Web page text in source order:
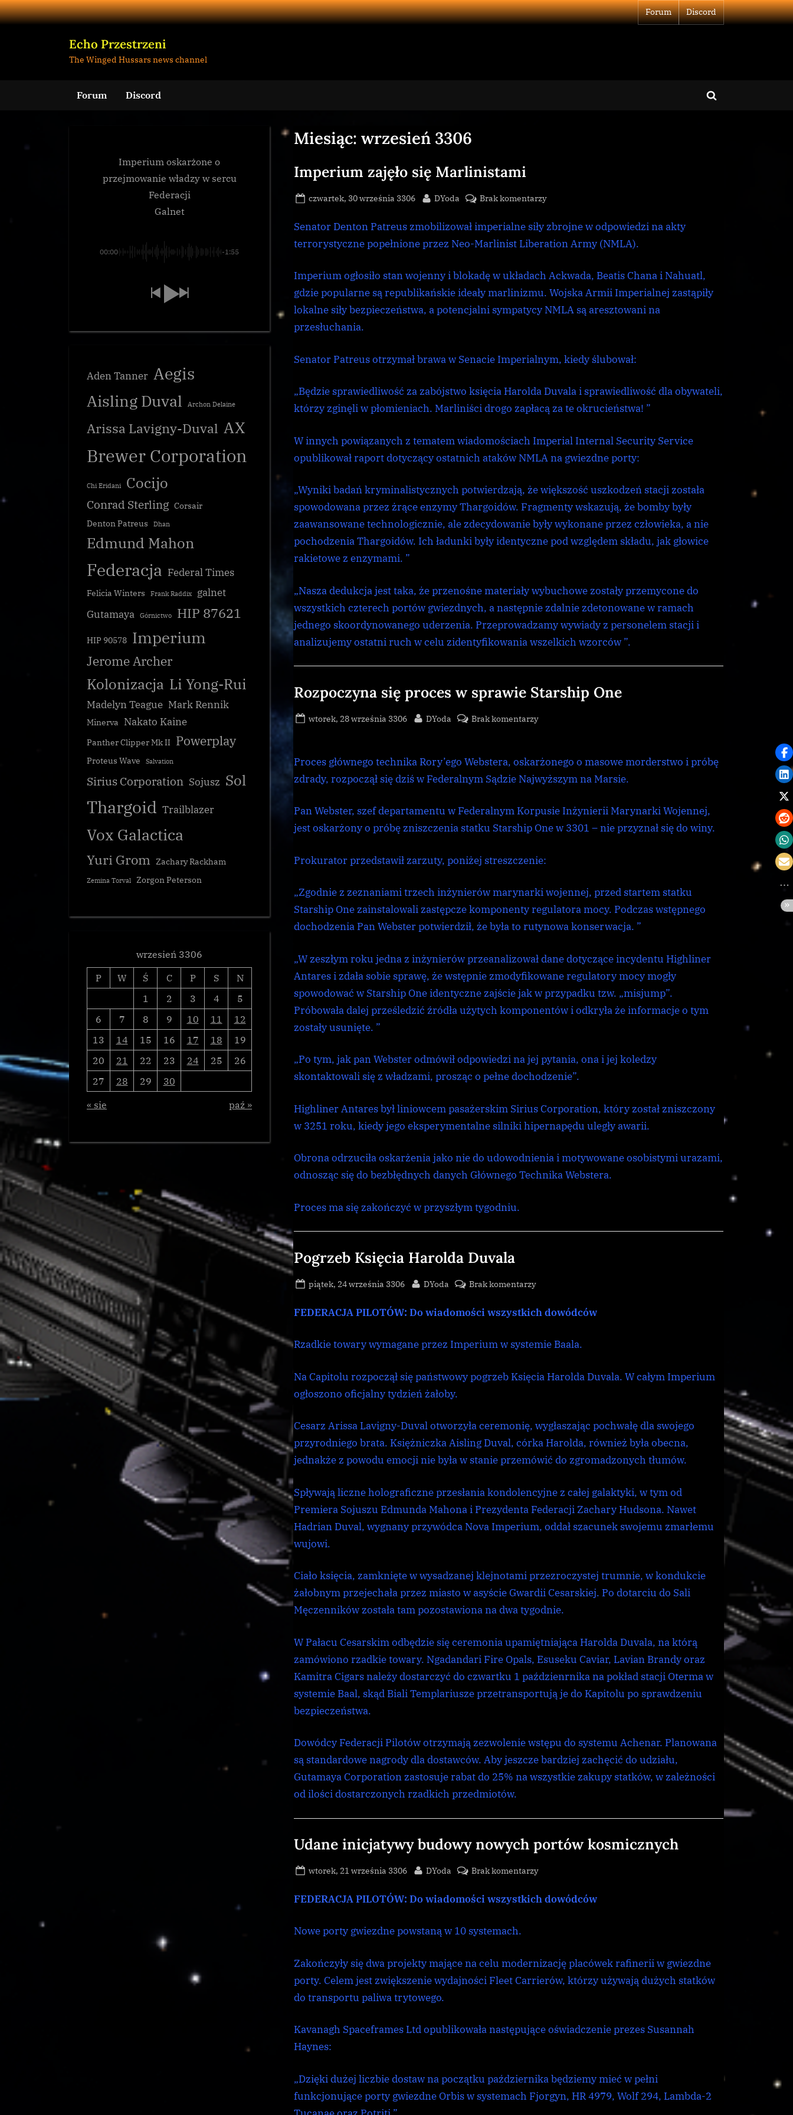
Skip
to
Forum Discord
Echo Przestrzeni
The Winged Hussars news channel
Forum Discord
Toggle
Miesiąc: wrzesień 3306
Imperium zajęło się Marlinistami
Posted
czwartek, 30 września 3306 By
DYoda Brak komentarzydo
zajęło
się
Senator Denton Patreus zmobilizował imperialne siły zbrojne w odpowiedzi na akty
terrorystyczne popełnione przez Neo-Marlinist Liberation Army (NMLA).
Imperium ogłosiło stan wojenny i blokadę w układach Ackwada, Beatis Chana i Nahuatl,
gdzie popularne są republikańskie ideały marlinizmu. Wojska Armii Imperialnej zastąpiły
lokalne siły bezpieczeństwa, a potencjalni sympatycy NMLA są aresztowani na
przesłuchania.
Senator Patreus otrzymał brawa w Senacie Imperialnym, kiedy ślubował:
„Będzie sprawiedliwość za zabójstwo księcia Harolda Duvala i sprawiedliwość dla obywateli,
którzy zginęli w płomieniach. Marliniści drogo zapłacą za te okrucieństwa! ”
W innych powiązanych z tematem wiadomościach Imperial Internal Security Service
opublikował raport dotyczący ostatnich ataków NMLA na gwiezdne porty:
„Wyniki badań kryminalistycznych potwierdzają, że większość uszkodzeń stacji została
spowodowana przez żrące enzymy Thargoidów. Fragmenty wskazują, że bomby były
zaawansowane technologicznie, ale zdecydowanie były wykonane przez człowieka, a nie
pochodzenia Thargoidów. Ich ładunki były identyczne pod względem składu, jak głowice
rakietowe z enzymami. ”
„Nasza dedukcja jest taka, że ​​przenośne materiały wybuchowe zostały przemycone do
wszystkich czterech portów gwiezdnych, a następnie zdalnie zdetonowane w ramach
jednego skoordynowanego uderzenia. Przeprowadzamy wywiady z personelem stacji i
analizujemy ostatni ruch w celu zidentyfikowania wszelkich wzorców ”.
,Rozpoczyna się proces w sprawie Starship One
Posted
wtorek, 28 września 3306 By
DYoda Brak komentarzydo
proces
w
Starship
Proces głównego technika Rory’ego Webstera, oskarżonego o masowe morderstwo i próbę
zdrady, rozpoczął się dziś w Federalnym Sądzie Najwyższym na Marsie.
Pan Webster, szef departamentu w Federalnym Korpusie Inżynierii Marynarki Wojennej,
jest oskarżony o próbę zniszczenia statku Starship One w 3301 – nie przyznał się do winy.
Prokurator przedstawił zarzuty, poniżej streszczenie:
„Zgodnie z zeznaniami trzech inżynierów marynarki wojennej, przed startem statku
Starship One zainstalowali zastępcze komponenty regulatora mocy. Podczas wstępnego
dochodzenia Pan Webster potwierdził, że była to rutynowa konserwacja. ”
„W zeszłym roku jedna z inżynierów przeanalizował dane dotyczące incydentu Highliner
Antares i zdała sobie sprawę, że wstępnie zmodyfikowane regulatory mocy mogły
spowodować w Starship One identyczne zajście jak w przypadku tzw. „misjump”.
Próbowała dalej prześledzić źródła użytych komponentów i odkryła że informacje o tym
zostały usunięte. ”
„Po tym, jak pan Webster odmówił odpowiedzi na jej pytania, ona i jej koledzy
skontaktowali się z władzami, prosząc o pełne dochodzenie”.
Highliner Antares był liniowcem pasażerskim Sirius Corporation, który został zniszczony
w 3251 roku, kiedy jego eksperymentalne silniki hipernapędu uległy awarii.
Obrona odrzuciła oskarżenia jako nie do udowodnienia i motywowane osobistymi urazami,
odnosząc się do bezbłędnych danych Głównego Technika Webstera.
Proces ma się zakończyć w przyszłym tygodniu.
,
news
Pogrzeb Księcia Harolda Duvala
Posted
piątek, 24 września 3306 By
DYoda Brak komentarzydo
Księcia
Duvala
FEDERACJA PILOTÓW: Do wiadomości wszystkich dowódców
Rzadkie towary wymagane przez Imperium w systemie Baala.
Na Capitolu rozpoczął się państwowy pogrzeb Księcia Harolda Duvala. W całym Imperium
ogłoszono oficjalny tydzień żałoby.
Cesarz Arissa Lavigny-Duval otworzyła ceremonię, wygłaszając pochwałę dla swojego
przyrodniego brata. Księżniczka Aisling Duval, córka Harolda, również była obecna,
jednakże z powodu emocji nie była w stanie przemówić do zgromadzonych tłumów.
Spływają liczne holograficzne przesłania kondolencyjne z całej galaktyki, w tym od
Premiera Sojuszu Edmunda Mahona i Prezydenta Federacji Zachary Hudsona. Nawet
Hadrian Duval, wygnany przywódca Nova Imperium, oddał szacunek swojemu zmarłemu
wujowi.
Ciało księcia, zamknięte w wysadzanej klejnotami przezroczystej trumnie, w kondukcie
żałobnym przejechała przez miasto w asyście Gwardii Cesarskiej. Po dotarciu do Sali
Męczenników została tam pozostawiona na dwa tygodnie.
W Pałacu Cesarskim odbędzie się ceremonia upamiętniająca Harolda Duvala, na którą
zamówiono rzadkie towary. Ngadandari Fire Opals, Esuseku Caviar, Lavian Brandy oraz
Kamitra Cigars należy dostarczyć do czwartku 1 paździenrnika na pokład stacji Oterma w
systemie Baal, skąd Biali Templariusze przetransportują je do Kapitolu po sprawdzeniu
bezpieczeństwa.
Dowódcy Federacji Pilotów otrzymają zezwolenie wstępu do systemu Achenar. Planowana
są standardowe nagrody dla dostawców. Aby jeszcze bardziej zachęcić do udziału,
Gutamaya Corporation zastosuje rabat do 25% na wszystkie zakupy statków, w zależności
od ilości dostarczonych rzadkich przedmiotów.
,Udane inicjatywy budowy nowych portów kosmicznych
Posted
wtorek, 21 września 3306 By
DYoda Brak komentarzydo
inicjatywy
kosmicznych
FEDERACJA PILOTÓW: Do wiadomości wszystkich dowódców
Nowe porty gwiezdne powstaną w 10 systemach.
Zakończyły się dwa projekty mające na celu modernizację placówek rafinerii w gwiezdne
porty. Celem jest zwiększenie wydajności Fleet Carrierów, którzy używają dużych statków
do transportu paliwa trytowego.
Kavanagh Spaceframes Ltd opublikowała następujące oświadczenie prezes Susannah
Haynes:
„Dzięki dużej liczbie dostaw na początku października będziemy mieć w pełni
funkcjonujące porty gwiezdne Orbis w systemach Fjorgyn, HR 4979, Wolf 294, Lambda-2
Imperium oskarżone o
przejmowanie władzy w sercu
Federacji
Galnet
00:00 -1:55
Aden Tanner Aegis
Aisling Duval Archon Delaine
Arissa Lavigny-Duval AX
Brewer Corporation
Chi Eridani Cocijo
Conrad Sterling Corsair
Denton Patreus
Dhan
Edmund Mahon
Federacja Federal Times
Felicia Winters Frank Raddix
galnet
Gutamaya
Górnictwo HIP 87621
HIP 90578 Imperium
Jerome Archer
Kolonizacja Li Yong-Rui
Madelyn Teague Mark Rennik
Minerva Nakato Kaine
Panther Clipper Mk II Powerplay
Proteus Wave Salvation
Sirius Corporation Sojusz Sol
Thargoid Trailblazer
Vox Galactica
Yuri Grom Zachary Rackham
Zemina Torval Zorgon Peterson
wrzesień 3306
P
W Ś C P S
N
1
2 3 4
5
6
7 8 9 10 11
12
13
14 15 16 17 18
19
20
21 22 23 24 25
26
27
28 29
30
« sie
paź »